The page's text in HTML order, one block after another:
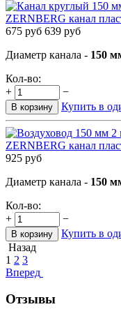
ZERNBERG канал
675 руб 639 руб
Диаметр канала - 150
Кол-во:
+
−
В корзину Купить в
ZERNBERG канал
925 руб
Диаметр канала - 150
Кол-во:
+
−
В корзину
Купить в
Назад
1 2 3
Вперед
Отзывы